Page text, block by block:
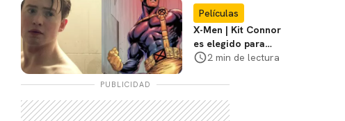
Películas
X-Men | Kit Connor
es elegido para
interpretar a
película
2 min de lectura
PUBLICIDAD